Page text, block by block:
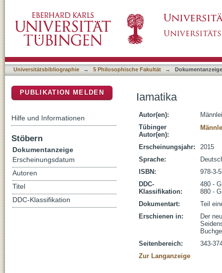
Universitätsbibliographie → 5 Philosophische Fakultät → Dokumentanzeige
Iamatika
Autor(en):
Tübinger
Autor(en):
Erscheinungsjahr:
2015
Sprache:
ISBN:
978-3-
DDC-
Klassifikation:
480 -
880 -
Dokumentart:
Teil
Erschienen in:
Der
Seitenbereich:
343-
Zur Langanzeige
PUBLIKATION MELDEN
Hilfe und Informationen
Stöbern
Dokumentanzeige
Erscheinungsdatum
Autoren
Titel
DDC-Klassifikation